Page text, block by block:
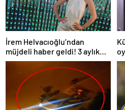
İrem Helvacıoğlu’ndan
müjdeli haber geldi! 3 aylık
hamile